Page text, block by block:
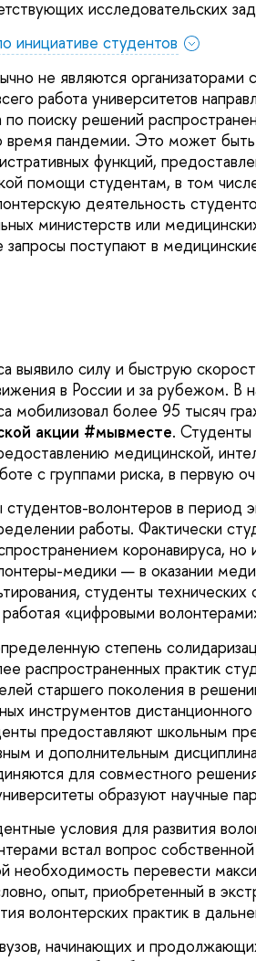
исследовательских
инициативе студентов
не являются организаторами
работа университетов
поиску решений
пандемии. Это может быть
функций,
помощи студентам, в том
деятельность
министерств или
поступают в
выявило силу и быструю
в России и за рубежом. В
мобилизовал более 95 тысяч
акции #мывместе. Студенты
медицинской,
с группами риска, в первую
волонтеров в период
работы. Фактически
коронавируса, но
медики — в оказании
студенты
«цифровыми
степень
распространенных практик
старшего поколения в
инструментов
предоставляют школьным
и дополнительным
для совместного
образуют научные
условия для развития
встал вопрос
необходимость перевести
опыт, приобретенный в
волонтерских практик в
начинающих и